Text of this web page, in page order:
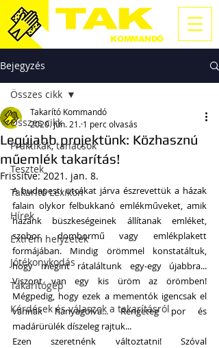
KOMMANDÓ
Bejegyzés
Összes cikk
Praktikák, tanácsok
Tesztek
Takarító Lexikon
Hírek
Extrém helyzetek
Jótékonykodás
Takarítógép
Kérdések és válaszok a takarításról
Összes cikk
Legújabb projektünk: Közhasznú
műemlék takarítás!
Takarító Kommandó
2020. jún. 21. 1 perc olvasás
Frissítve:2021. jan. 8.
A budapesti utcákat járva észrevettük a házak
falain olykor felbukkanó emlékműveket, amik
hazánk büszkeségeinek állítanak emléket,
szobor, dombormű vagy emlékplakett
formájában. Mindig örömmel konstatáltuk,
hogy megint rátaláltunk egy-egy újabbra...
Viszont van egy kis üröm az örömben!
Mégpedig, hogy ezek a mementók igencsak el
vannak hanyagolva... Rengeteg por és
madárürülék díszeleg rajtuk...
Ezen szeretnénk változtatni! Szóval